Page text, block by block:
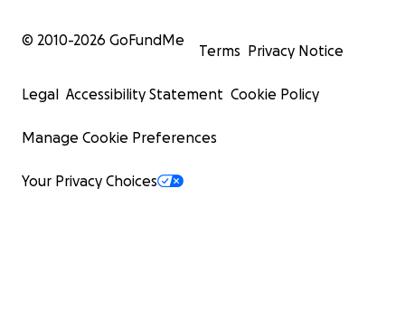
© 2010-2026 GoFundMe
Terms Privacy Notice
Legal Accessibility Statement Cookie Policy
Manage Cookie Preferences
Your Privacy Choices